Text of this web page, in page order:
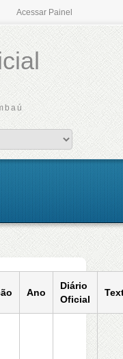
Acessar Painel
Ano
Diário
Oficial